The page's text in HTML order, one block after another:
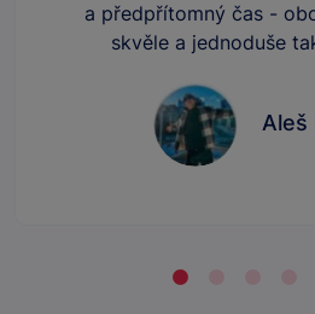
a předpřítomný čas -
skvěle a jednoduše
Aleš